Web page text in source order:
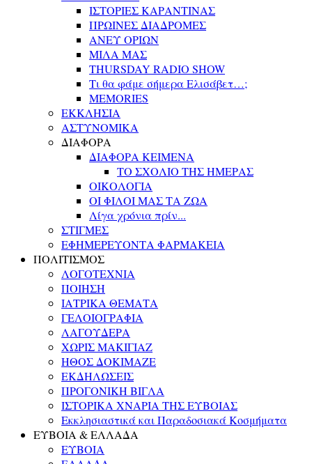
ΙΣΤΟΡΙΕΣ ΚΑΡΑΝΤΙΝΑΣ
ΠΡΩΙΝΕΣ ΔΙΑΔΡΟΜΕΣ
ΑΝΕΥ ΟΡΙΩΝ
ΜΙΛΑ ΜΑΣ
THURSDAY RADIO SHOW
Τι θα φάμε σήμερα Ελισάβετ…;
MEMORIES
ΕΚΚΛΗΣΙΑ
ΑΣΤΥΝΟΜΙΚΑ
ΔΙΑΦΟΡΑ
ΔΙΑΦΟΡΑ ΚΕΙΜΕΝΑ
ΤΟ ΣΧΟΛΙΟ ΤΗΣ ΗΜΕΡΑΣ
ΟΙΚΟΛΟΓΙΑ
ΟΙ ΦΙΛΟΙ ΜΑΣ ΤΑ ΖΩΑ
Λίγα χρόνια πρίν...
ΣΤΙΓΜΕΣ
ΕΦΗΜΕΡΕΥΟΝΤΑ ΦΑΡΜΑΚΕΙΑ
ΠΟΛΙΤΙΣΜΟΣ
ΛΟΓΟΤΕΧΝΙΑ
ΠΟΙΗΣΗ
ΙΑΤΡΙΚΑ ΘΕΜΑΤΑ
ΓΕΛΟΙΟΓΡΑΦΙΑ
ΛΑΓΟΥΔΕΡΑ
ΧΩΡΙΣ ΜΑΚΙΓΙΑΖ
ΗΘΟΣ ΔΟΚΙΜΑΖΕ
ΕΚΔΗΛΩΣΕΙΣ
ΠΡΟΓΟΝΙΚΗ ΒΙΓΛΑ
ΙΣΤΟΡΙΚΑ ΧΝΑΡΙΑ ΤΗΣ ΕΥΒΟΙΑΣ
Εκκλησιαστικά και Παραδοσιακά Κοσμήματα
ΕΥΒΟΙΑ & ΕΛΛΑΔΑ
ΕΥΒΟΙΑ